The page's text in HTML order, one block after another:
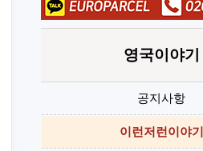
영국이야기
공지사항
이런저런이야기